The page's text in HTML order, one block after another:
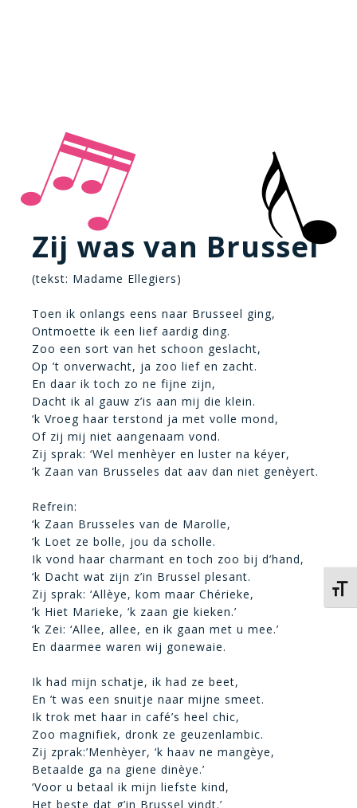
Zij was van Brussel
(tekst: Madame Ellegiers)
Toen ik onlangs eens naar Brusseel ging,
Ontmoette ik een lief aardig ding.
Zoo een sort van het schoon geslacht,
Op ’t onverwacht, ja zoo lief en zacht.
En daar ik toch zo ne fijne zijn,
Dacht ik al gauw z’is aan mij die klein.
‘k Vroeg haar terstond ja met volle mond,
Of zij mij niet aangenaam vond.
Zij sprak: ‘Wel menhèyer en luster na kéyer,
‘k Zaan van Brusseles dat aav dan niet genèyert.
Refrein:
‘k Zaan Brusseles van de Marolle,
‘k Loet ze bolle, jou da scholle.
Ik vond haar charmant en toch zoo bij d’hand,
‘k Dacht wat zijn z’in Brussel plesant.
Zij sprak: ‘Allèye, kom maar Chérieke,
‘k Hiet Marieke, ‘k zaan gie kieken.’
‘k Zei: ‘Allee, allee, en ik gaan met u mee.’
En daarmee waren wij gonewaie.
Ik had mijn schatje, ik had ze beet,
En ’t was een snuitje naar mijne smeet.
Ik trok met haar in café’s heel chic,
Zoo magnifiek, dronk ze geuzenlambic.
Zij zprak:’Menhèyer, ‘k haav ne mangèye,
Betaalde ga na giene dinèye.’
‘Voor u betaal ik mijn liefste kind,
Het beste dat g’in Brussel vindt.’